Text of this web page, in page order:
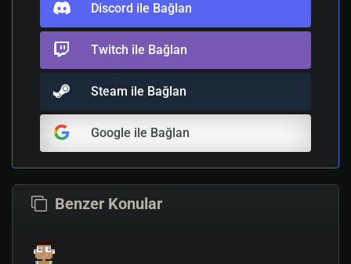
Discord ile Bağlan
Twitch ile Bağlan
Steam ile Bağlan
Google ile Bağlan
Benzer Konular